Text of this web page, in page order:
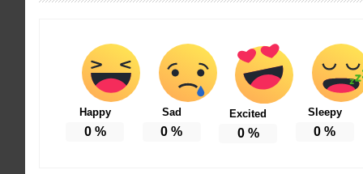
Happy
0%
Sad
0 %
Excited
0%
Sleepy
0 %